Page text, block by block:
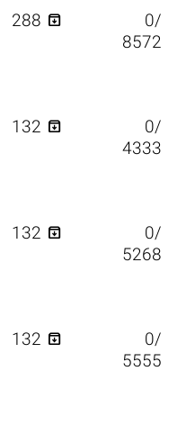
288 
0/
8572
132 
0/
4333
132 
0/
5268
132 
0/
5555